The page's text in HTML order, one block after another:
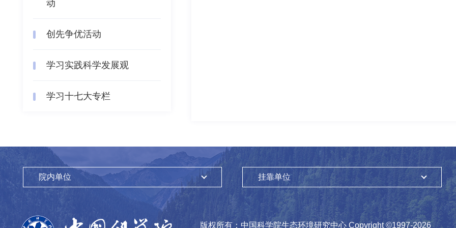
动
创先争优活动
学习实践科学发展观
学习十七大专栏
院内单位 挂靠单位
版权所有： 中国科学院生态环境研究中心 Copyright ©1997-2026